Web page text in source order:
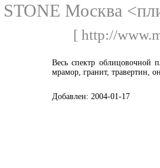
Москва
[ http://
Весь спектр облицовочной
мрамор, гранит, травертин,
Добавлен: 2004-01-17